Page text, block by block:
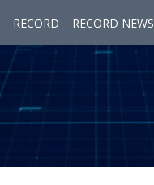
RECORD RECORD NEWS